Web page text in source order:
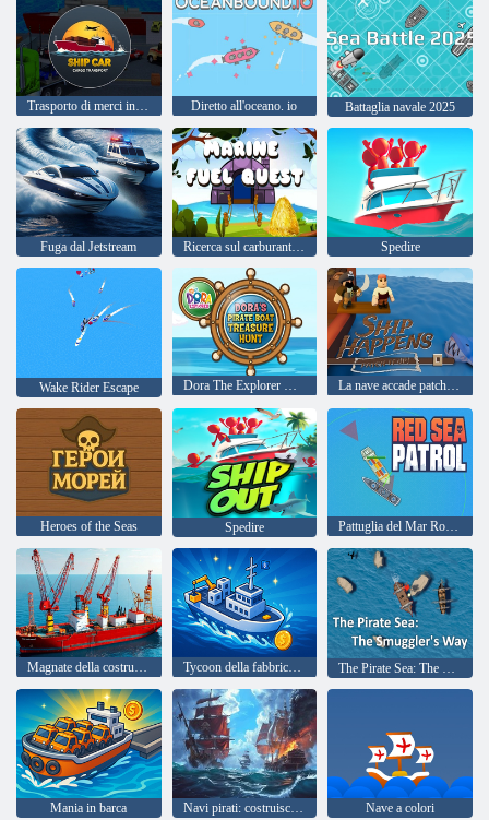
Trasporto di merci in auto Diretto all'oceano. io Battaglia navale 2025
Fuga dal Jetstream Ricerca sul carburante marino Spedire
Wake Rider Escape Dora The Explorer Dora's Pirate Boat Treasure Hunt La nave accade patching
Heroes of the Seas Spedire Pattuglia del Mar Rosso
Tycoon della fabbrica di navi The Pirate Sea: The Smuggler's Way
Mania in barca Navi pirati: costruisci e combatti Nave a colori